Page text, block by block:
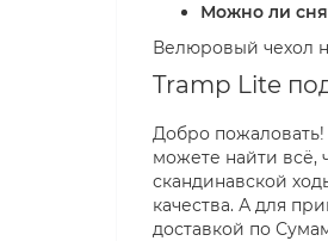
Можно ли
Велюровый чехол
Tramp Lite
Добро
можете найти всё,
скандинавской
качества. А для
доставкой по